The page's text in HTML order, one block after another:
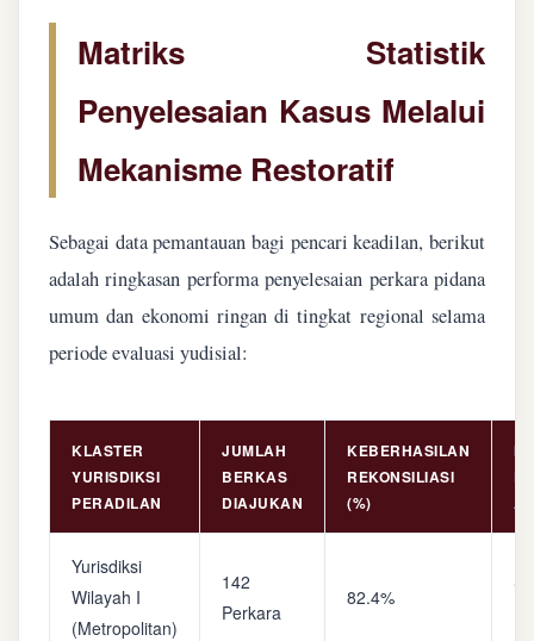
Matriks Statistik
Penyelesaian Kasus Melalui
Mekanisme Restoratif
Sebagai data pemantauan bagi pencari keadilan, berikut
adalah ringkasan performa penyelesaian perkara pidana
umum dan ekonomi ringan di tingkat regional selama
periode evaluasi yudisial:
KLASTER
YURISDIKSI
PERADILAN
JUMLAH
BERKAS
DIAJUKAN
KEBERHASILAN
REKONSILIASI
(%)
Yurisdiksi
Wilayah I
(Metropolitan)
142
Perkara
82.4%